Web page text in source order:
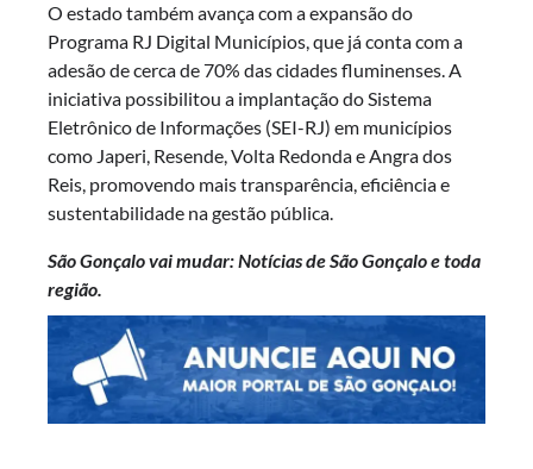
O estado também avança com a expansão do
Programa RJ Digital Municípios, que já conta com a
adesão de cerca de 70% das cidades fluminenses. A
iniciativa possibilitou a implantação do Sistema
Eletrônico de Informações (SEI-RJ) em municípios
como Japeri, Resende, Volta Redonda e Angra dos
Reis, promovendo mais transparência, eficiência e
sustentabilidade na gestão pública.
São Gonçalo vai mudar: Notícias de São Gonçalo e toda
região.